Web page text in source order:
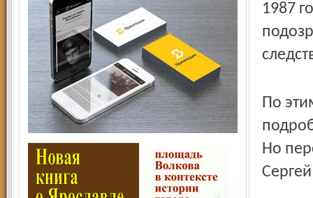
1987
По
Но